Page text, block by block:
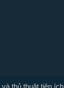
thủ thuật tiện ích